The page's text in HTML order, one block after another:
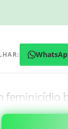
feminicídio